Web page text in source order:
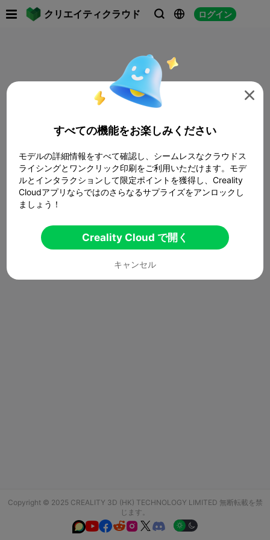
クリエイティクラウド   ログイン
Copyright © 2025 CREALITY 3D (HK) TECHNOLOGY LIMITED 無断転載を禁
じます。
  

すべての機能をお楽しみください
モデルの詳細情報をすべて確認し、シームレスなクラウドス
ライシングとワンクリック印刷をご利用いただけます。モデ
ルとインタラクションして限定ポイントを獲得し、Creality
Cloudアプリならではのさらなるサプライズをアンロックし
ましょう！
Creality Cloud で開く
キャンセル